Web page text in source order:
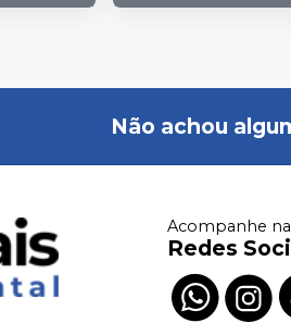
Não achou
Acompanhe
Redes